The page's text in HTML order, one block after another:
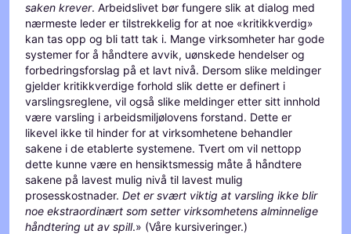
saken krever. Arbeidslivet bør fungere slik at dialog med
nærmeste leder er tilstrekkelig for at noe «kritikkverdig»
kan tas opp og bli tatt tak i. Mange virksomheter har gode
systemer for å håndtere avvik, uønskede hendelser og
forbedringsforslag på et lavt nivå. Dersom slike meldinger
gjelder kritikkverdige forhold slik dette er definert i
varslingsreglene, vil også slike meldinger etter sitt innhold
være varsling i arbeidsmiljølovens forstand. Dette er
likevel ikke til hinder for at virksomhetene behandler
sakene i de etablerte systemene. Tvert om vil nettopp
dette kunne være en hensiktsmessig måte å håndtere
sakene på lavest mulig nivå til lavest mulig
prosesskostnader. Det er svært viktig at varsling ikke blir
noe ekstraordinært som setter virksomhetens alminnelige
håndtering ut av spill.» (Våre kursiveringer.)